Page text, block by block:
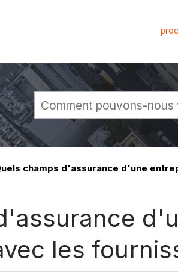
globale
champs d'assurance d'une
les